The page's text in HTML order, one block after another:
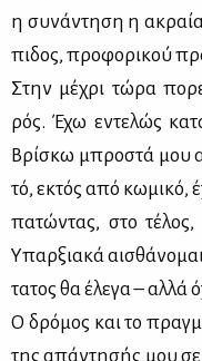
η συ­νά­ντη­ση η
πι­δος, προ­φο­ρι­κού
Στην μέ­χρι τώ­ρα
ρός. Έχω εντε­λώς
Βρί­σκω μπρο­στά μου
τό, εκτός από κω­μι­κό,
πα­τώ­ντας, στο
Υπαρ­ξια­κά
τα­τος θα έλε­γα – αλ­λά
Ο δρό­μος και το
της απά­ντη­σής μου